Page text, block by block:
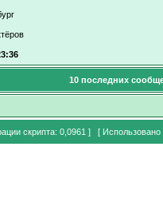
10 последних
скрипта: 0,0961 ] [